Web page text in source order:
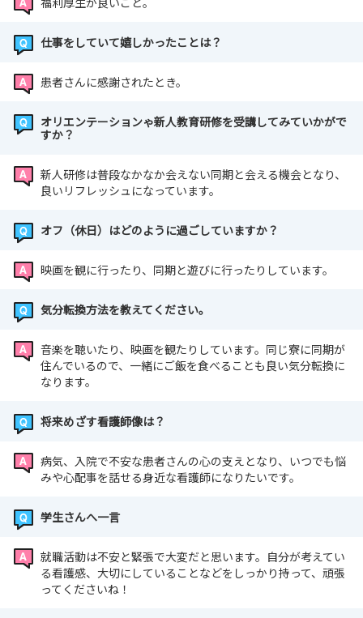
仕事をしていて嬉しかったことは？
患者さんに感謝されたとき。
オリエンテーションゃ新人教育研修を受講してみていかがで
すか？
新人研修は普段なかなか会えない同期と会える機会となり、
良いリフレッシュになっています。
オフ（休日）はどのように過ごしていますか？
映画を観に行ったり、同期と遊びに行ったりしています。
気分転換方法を教えてください。
音楽を聴いたり、映画を観たりしています。同じ寮に同期が
住んでいるので、一緒にご飯を食べることも良い気分転換に
なります。
将来めざす看護師像は？
病気、入院で不安な患者さんの心の支えとなり、いつでも悩
みや心配事を話せる身近な看護師になりたいです。
学生さんへ一言
就職活動は不安と緊張で大変だと思います。自分が考えてい
る看護感、大切にしていることなどをしっかり持って、頑張
ってくださいね！